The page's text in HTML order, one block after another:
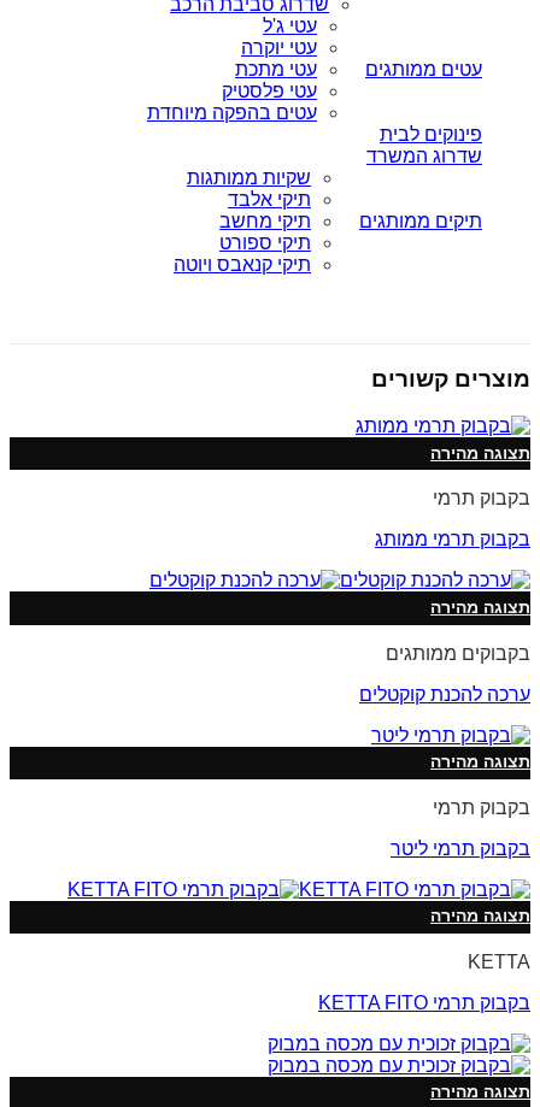
עטים ממותגים
עטי ג'ל
עטי יוקרה
עטי מתכת
עטי פלסטיק
עטים בהפקה מיוחדת
פינוקים לבית
שדרוג המשרד
תיקים ממותגים
שקיות ממותגות
תיקי אלבד
תיקי מחשב
תיקי ספורט
תיקי קנאבס ויוטה
מוצרים קשורים
תצוגה מהירה
בקבוק תרמי
בקבוק תרמי ממותג
תצוגה מהירה
בקבוקים ממותגים
ערכה להכנת קוקטלים
תצוגה מהירה
בקבוק תרמי
בקבוק תרמי ליטר
תצוגה מהירה
KETTA
בקבוק תרמי KETTA FITO
תצוגה מהירה